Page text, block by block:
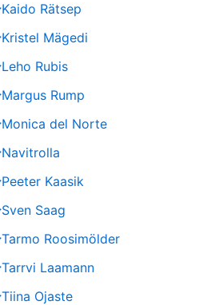
Kaido Rätsep
Kristel Mägedi
Leho Rubis
Margus Rump
Monica del Norte
Navitrolla
Peeter Kaasik
Sven Saag
Tarmo Roosimölder
Tarrvi Laamann
Tiina Ojaste